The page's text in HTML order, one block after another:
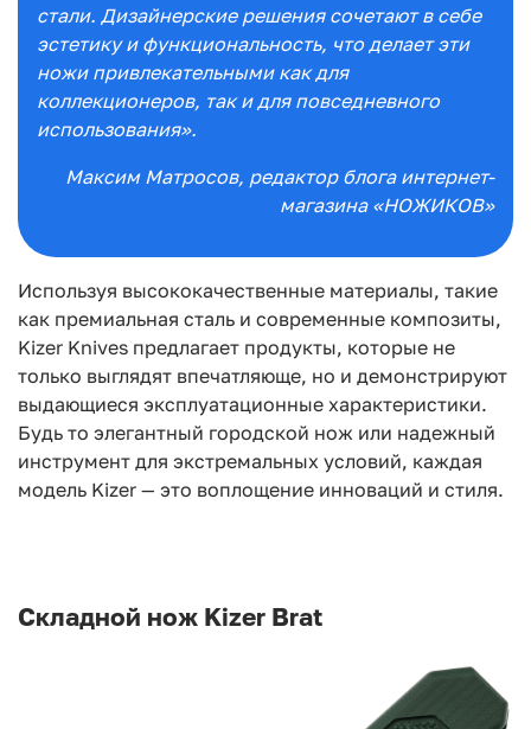
стали. Дизайнерские решения сочетают в себе
эстетику и функциональность, что делает эти
ножи привлекательными как для
коллекционеров, так и для повседневного
использования».
Максим Матросов, редактор блога интернет-
магазина «НОЖИКОВ»
Используя высококачественные материалы, такие
как премиальная сталь и современные композиты,
Kizer Knives предлагает продукты, которые не
только выглядят впечатляюще, но и демонстрируют
выдающиеся эксплуатационные характеристики.
Будь то элегантный городской нож или надежный
инструмент для экстремальных условий, каждая
модель Kizer — это воплощение инноваций и стиля.
Складной нож Kizer Brat